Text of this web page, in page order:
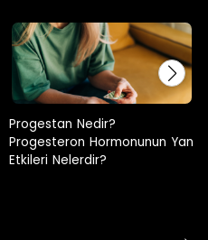
Hamilelikte Adet Görülür Mü?